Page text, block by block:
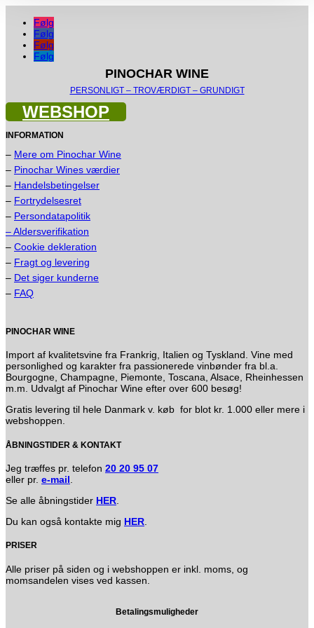
Følg
Følg
Følg
Følg
PINOCHAR WINE
PERSONLIGT – TROVÆRDIGT – GRUNDIGT
WEBSHOP
INFORMATION
– Mere om Pinochar Wine
– Pinochar Wines værdier
– Handelsbetingelser
– Fortrydelsesret
– Persondatapolitik
– Aldersverifikation
– Cookie dekleration
– Fragt og levering
– Det siger kunderne
– FAQ
PINOCHAR WINE
Import af kvalitetsvine fra Frankrig, Italien og Tyskland. Vine med
personlighed og karakter fra passionerede vinbønder fra bl.a.
Bourgogne, Champagne, Piemonte, Toscana, Alsace, Rheinhessen
m.m. Udvalgt af Pinochar Wine efter over 600 besøg!
Gratis levering til hele Danmark v. køb for blot kr. 1.000 eller mere i
webshoppen.
ÅBNINGSTIDER & KONTAKT
Jeg træffes pr. telefon 20 20 95 07
eller pr. e-mail
Se alle åbningstider HER
Du kan også kontakte mig HER
PRISER
Alle priser på siden og i webshoppen er inkl. moms, og
momsandelen vises ved kassen.
Betalingsmuligheder